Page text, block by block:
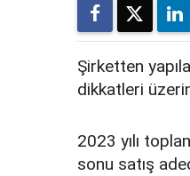
Şirketten
dikkatleri
2023 yılı
sonu satış